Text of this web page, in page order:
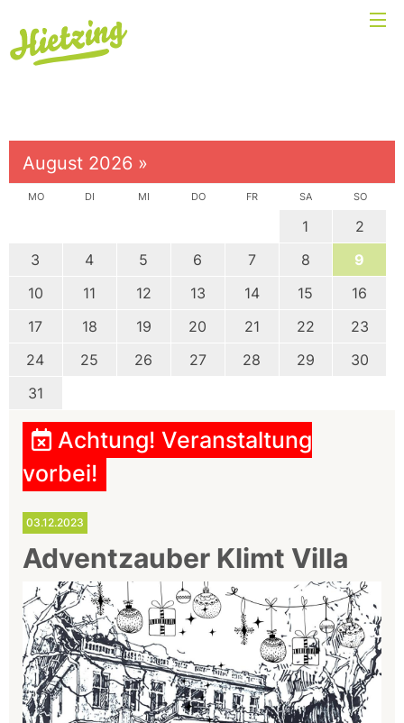
August 2026 »
MO DI MI DO FR SA SO
1
2
3
4 5 6 7 8
9
10
11 12 13 14 15
16
17
18 19 20 21 22
23
24
25 26 27 28 29
30
31
Achtung! Veranstaltung
vorbei!
03.12.2023
Adventzauber Klimt Villa